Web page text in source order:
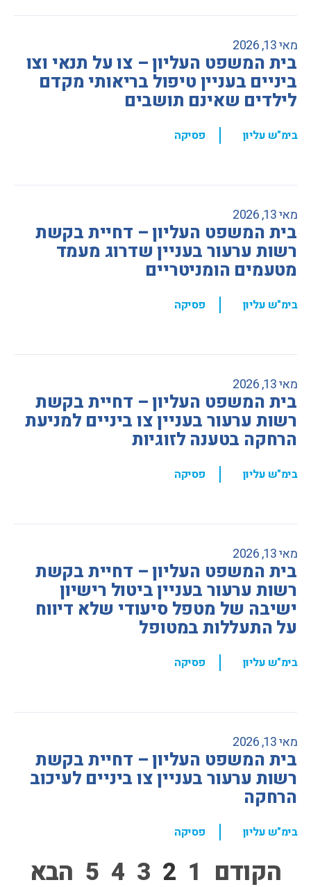
מאי 13, 2026
בית המשפט העליון – צו על תנאי וצו
ביניים בעניין טיפול בריאותי מקדם
לילדים שאינם תושבים
בימ"ש עליון , פסיקה
מאי 13, 2026
בית המשפט העליון – דחיית בקשת
רשות ערעור בעניין שדרוג מעמד
מטעמים הומניטריים
בימ"ש עליון , פסיקה
מאי 13, 2026
בית המשפט העליון – דחיית בקשת
רשות ערעור בעניין צו ביניים למניעת
הרחקה בטענה לזוגיות
בימ"ש עליון , פסיקה
מאי 13, 2026
בית המשפט העליון – דחיית בקשת
רשות ערעור בעניין ביטול רישיון
ישיבה של מטפל סיעודי שלא דיווח
על התעללות במטופל
בימ"ש עליון , פסיקה
מאי 13, 2026
בית המשפט העליון – דחיית בקשת
רשות ערעור בעניין צו ביניים לעיכוב
הרחקה
בימ"ש עליון , פסיקה
הקודם 1
2
3
4
5 הבא